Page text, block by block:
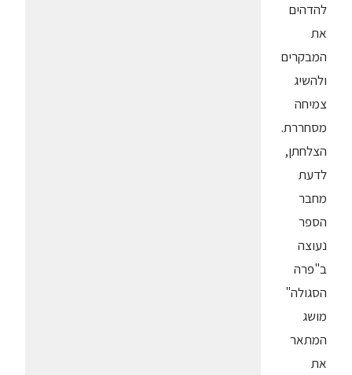
להדהים
את
המבקרים
ולהשיג
צמיחה
מסחררת.
הצלחתן,
לדעת
מחבר
הספר
נעוצה
ב"פרה
הסגולה"
מושג
המתאר
את